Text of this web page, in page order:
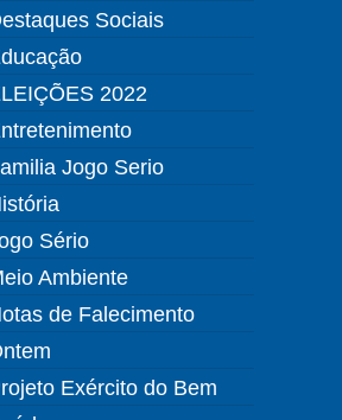
Sociais
2022
Jogo Serio
Sério
Ambiente
de Falecimento
Exército do Bem